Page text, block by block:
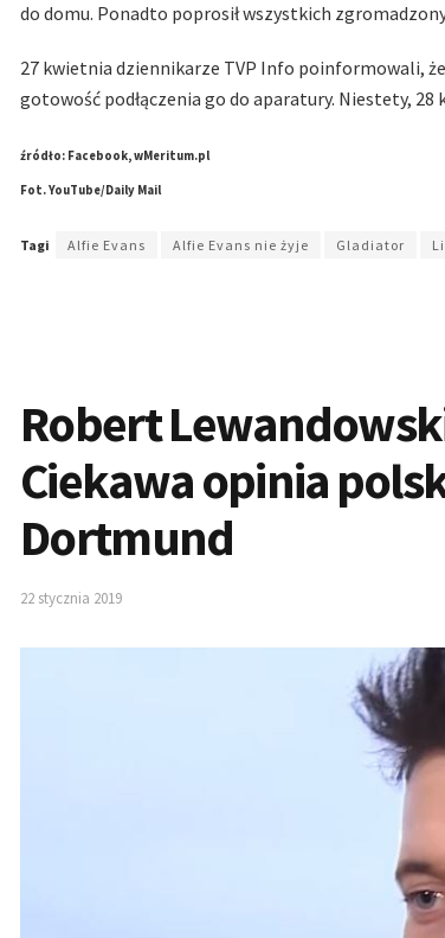
do domu. Ponadto poprosił wszystkich
27 kwietnia dziennikarze TVP Info poinformowali,
gotowość podłączenia go do aparatury. Niestety, 28
źródło: Facebook, wMeritum.pl
Fot. YouTube/Daily Mail
Tagi Alfie Evans Alfie Evans nie żyje Gladiator
Robert
Ciekawa opinia
Dortmund
22 stycznia 2019